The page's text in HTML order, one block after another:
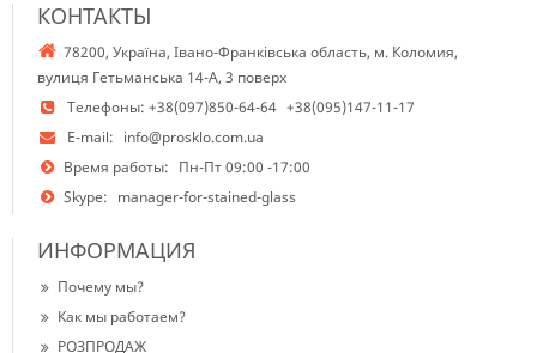
КОНТАКТЫ
78200, Україна, Івано-Франківська область, м. Коломия,
вулиця Гетьманська 14-А, 3 поверх
Телефоны: +38(097)850-64-64 +38(095)147-11-17
E-mail: info@prosklo.com.ua
Время работы: Пн-Пт 09:00 -17:00
Skype: manager-for-stained-glass
ИНФОРМАЦИЯ
Почему мы?
Как мы работаем?
РОЗПРОДАЖ